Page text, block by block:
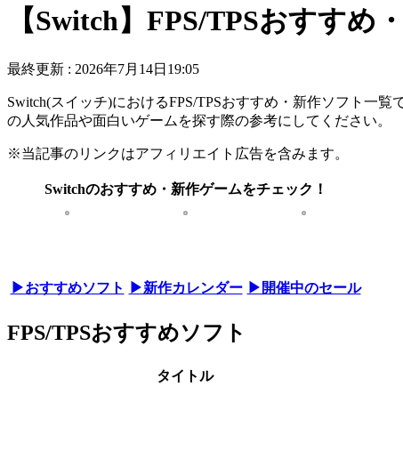
【Switch】FPS/TPSおすすめ
最終更新 : 2026年7月14日19:05
Switch(スイッチ)におけるFPS/TPSおすすめ・新作ソフト一
の人気作品や面白いゲームを探す際の参考にしてください。
※当記事のリンクはアフィリエイト広告を含みます。
Switchのおすすめ・新作ゲームをチェック！
▶おすすめソフト ▶新作カレンダー ▶開催中のセール
FPS/TPSおすすめソフト
タイトル